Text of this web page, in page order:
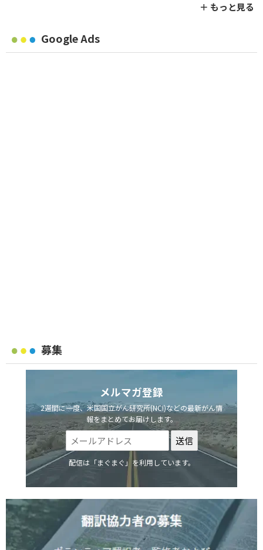
＋ もっと見る
Google Ads
募集
メルマガ登録
2週間に一度、米国国立がん研究所(NCI)などの最新がん情
報をまとめてお届けします。
配信は「まぐまぐ」を利用しています。